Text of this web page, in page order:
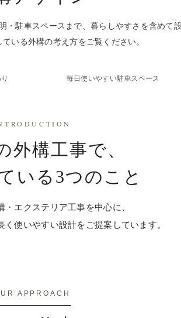
・駐車スペースまで、暮らしやすさを含めて
いる外構の考え方をご覧ください。
毎日使いやすい駐車スペース
外構工事で、
いる3つのこと
・エクステリア工事を中心に、
使いやすい設計をご提案しています。
依頼の流れ
工までの4ステップ。3D CAD
APPROACH